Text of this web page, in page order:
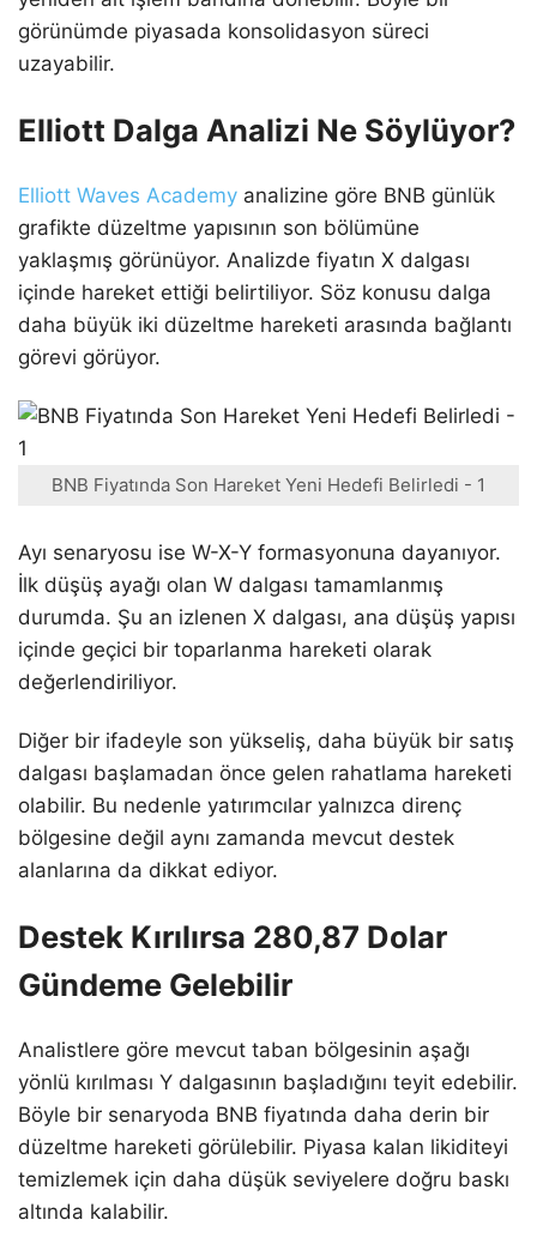
görünümde piyasada konsolidasyon süreci
uzayabilir.
Elliott Dalga Analizi Ne Söylüyor?
Elliott Waves Academy analizine göre BNB günlük
grafikte düzeltme yapısının son bölümüne
yaklaşmış görünüyor. Analizde fiyatın X dalgası
içinde hareket ettiği belirtiliyor. Söz konusu dalga
daha büyük iki düzeltme hareketi arasında bağlantı
görevi görüyor.
BNB Fiyatında Son Hareket Yeni Hedefi Belirledi - 1
Ayı senaryosu ise W-X-Y formasyonuna dayanıyor.
İlk düşüş ayağı olan W dalgası tamamlanmış
durumda. Şu an izlenen X dalgası, ana düşüş yapısı
içinde geçici bir toparlanma hareketi olarak
değerlendiriliyor.
Diğer bir ifadeyle son yükseliş, daha büyük bir satış
dalgası başlamadan önce gelen rahatlama hareketi
olabilir. Bu nedenle yatırımcılar yalnızca direnç
bölgesine değil aynı zamanda mevcut destek
alanlarına da dikkat ediyor.
Destek Kırılırsa 280,87 Dolar
Gündeme Gelebilir
Analistlere göre mevcut taban bölgesinin aşağı
yönlü kırılması Y dalgasının başladığını teyit edebilir.
Böyle bir senaryoda BNB fiyatında daha derin bir
düzeltme hareketi görülebilir. Piyasa kalan likiditeyi
temizlemek için daha düşük seviyelere doğru baskı
altında kalabilir.